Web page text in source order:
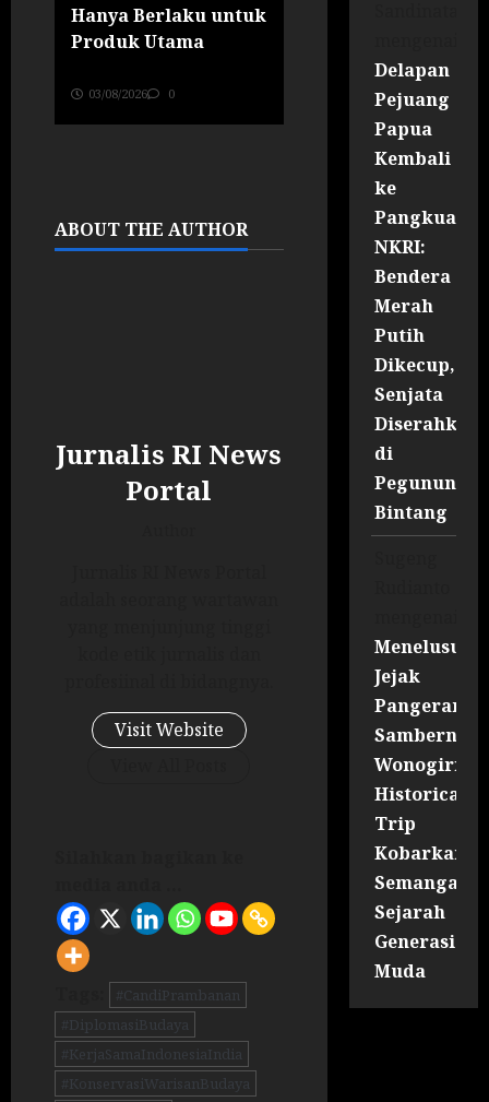
Hanya Berlaku untuk
Produk Utama
03/08/2026
0
Budaya Indonesia
Jurnalis RI News Portal
30/07/2026
ABOUT THE AUTHOR
Jurnalis RI News
Portal
Visit Website
#CandiPrambanan
#DiplomasiBudaya
#KerjaSamaIndonesiaIndia
#KonservasiWarisanBudaya
Delapan
Pejuang
Papua
Kembali
ke
Pangkuan
NKRI:
Bendera
Merah
Putih
Dikecup,
Senjata
Diserahkan
di
Bintang
Menelusuri
Jejak
Pangeran
Wonogiri
Historical
Trip
Kobarkan
Semangat
Sejarah
Generasi
Muda